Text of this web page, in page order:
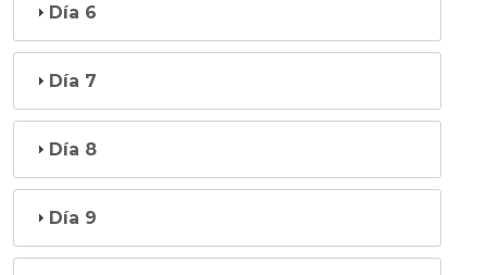
Día 6
Día 7
Día 8
Día 9